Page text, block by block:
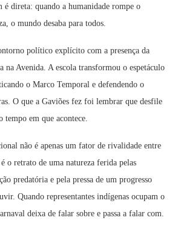
é direta: quando a humanidade rompe o
o mundo desaba para todos.
político explícito com a presença da
na Avenida. A escola transformou o espetáculo
o Marco Temporal e defendendo o
O que a Gaviões fez foi lembrar que desfile
tempo em que acontece.
não é apenas um fator de rivalidade entre
o retrato de uma natureza ferida pelas
predatória e pela pressa de um progresso
Quando representantes indígenas ocupam o
deixa de falar sobre e passa a falar com.